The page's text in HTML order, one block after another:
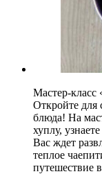
Мастер-класс
Откройте для
блюда! На
хуплу,
Вас ждет
теплое
путешествие